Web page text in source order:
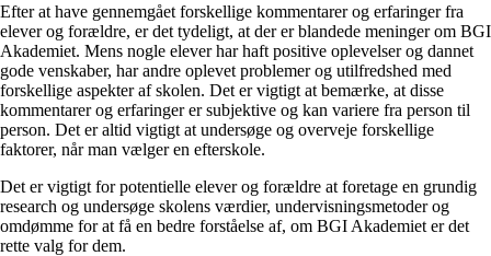
Efter at have gennemgået forskellige kommentarer og erfaringer fra
elever og forældre, er det tydeligt, at der er blandede meninger om BGI
Akademiet. Mens nogle elever har haft positive oplevelser og dannet
gode venskaber, har andre oplevet problemer og utilfredshed med
forskellige aspekter af skolen. Det er vigtigt at bemærke, at disse
kommentarer og erfaringer er subjektive og kan variere fra person til
person. Det er altid vigtigt at undersøge og overveje forskellige
faktorer, når man vælger en efterskole.
Det er vigtigt for potentielle elever og forældre at foretage en grundig
research og undersøge skolens værdier, undervisningsmetoder og
omdømme for at få en bedre forståelse af, om BGI Akademiet er det
rette valg for dem.